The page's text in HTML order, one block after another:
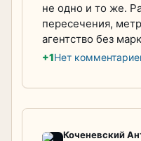
не одно и то же.
пересечения,
агентство без
+1Нет
Коченевский